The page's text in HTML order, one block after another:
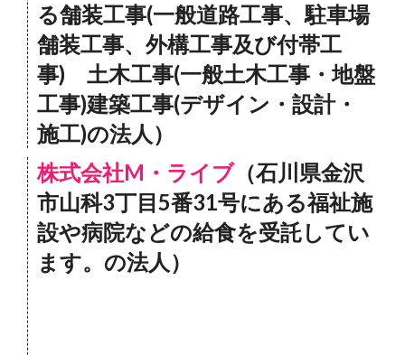
る舗装工事(一般道路工事、駐車場
舗装工事、外構工事及び付帯工
事) 土木工事(一般土木工事・地盤
工事)建築工事(デザイン・設計・
施工)の法人）
株式会社M・ライブ（石川県金沢
市山科3丁目5番31号にある福祉施
設や病院などの給食を受託してい
ます。の法人）